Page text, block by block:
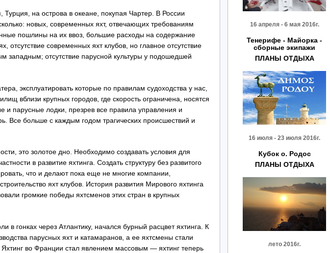
на острова в океане, покупая Чартер. В России
новых, современных яхт, отвечающих требованиям
пошлины на их ввоз, большие расходы на содержание
отсутствие современных яхт клубов, но главное отсутствие
отсутствие парусной культуры у подошедшей
эксплуатировать которые по правилам судоходства у нас,
вблизи крупных городов, где скорость ограничена, носятся
парусные лодки, презрев все правила управления и
Все больше с каждым годом трагических происшествий и
это золотое дно. Необходимо создавать условия для
в развитие яхтинга. Создать структуру без развитого
что и делают пока еще не многие компании,
яхт клубов. История развития Мирового яхтинга
громкие победы яхтсменов этих стран в крупных
гонках через Атлантику, начался бурный расцвет яхтинга. К
парусных яхт и катамаранов, а ее яхтсмены стали
Яхтинг во Франции стал явлением массовым — яхтинг теперь
16 апреля - 6 мая 2016г.
Тенерифе - Майорка -
сборные экипажи
ПЛАНЫ ОТДЫХА
16 июля - 23 июля 2016г.
Кубок о. Родос
ПЛАНЫ ОТДЫХА
лето 2016г.